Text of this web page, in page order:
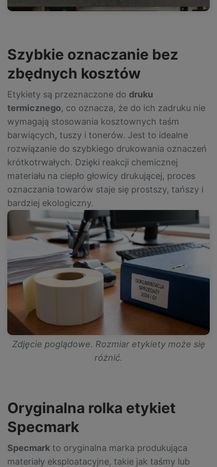
Szybkie oznaczanie bez
zbędnych kosztów
Etykiety są przeznaczone do druku
termicznego, co oznacza, że do ich zadruku nie
wymagają stosowania kosztownych taśm
barwiących, tuszy i tonerów. Jest to idealne
rozwiązanie do szybkiego drukowania oznaczeń
krótkotrwałych. Dzięki reakcji chemicznej
materiału na ciepło głowicy drukującej, proces
oznaczania towarów staje się prostszy, tańszy i
bardziej ekologiczny.
Zdjęcie poglądowe. Rozmiar etykiety może się
różnić.
Oryginalna rolka etykiet
Specmark
Specmark to oryginalna marka produkująca
materiały eksploatacyjne, takie jak taśmy lub